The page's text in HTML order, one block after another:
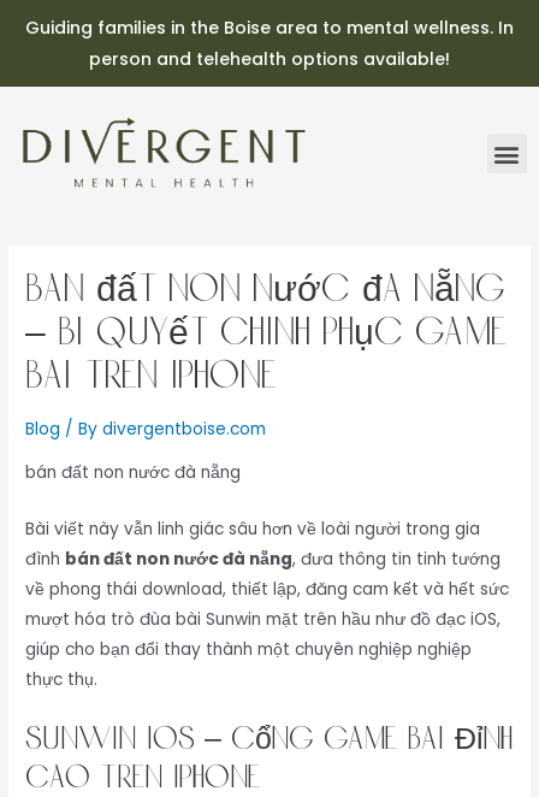
Guiding families in the Boise area to mental wellness. In
person and telehealth options available!
bán đất non nước đà nẵng
– Bí Quyết Chinh Phục Game
Bài Trên iPhone
Blog / Bydivergentboise.com
bán đất non nước đà nẵng
Bài viết này vẫn linh giác sâu hơn về loài người trong gia
đình bán đất non nước đà nẵng, đưa thông tin tinh tướng
về phong thái download, thiết lập, đăng cam kết và hết sức
mượt hóa trò đùa bài Sunwin mặt trên hầu như đồ đạc iOS,
giúp cho bạn đổi thay thành một chuyên nghiệp nghiệp
thực thụ.
Sunwin iOS – Cổng Game Bài Đỉnh
Cao Trên iPhone